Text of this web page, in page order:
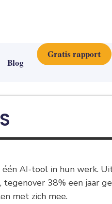
Blog
Gratis rapport
AI-tool in hun werk.
38% een jaar
met zich mee.